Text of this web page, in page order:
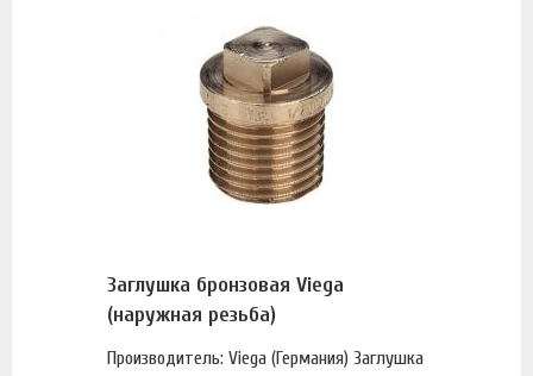
Заглушка бронзовая Viega
(наружная резьба)
Производитель: Viega (Германия) Заглушка